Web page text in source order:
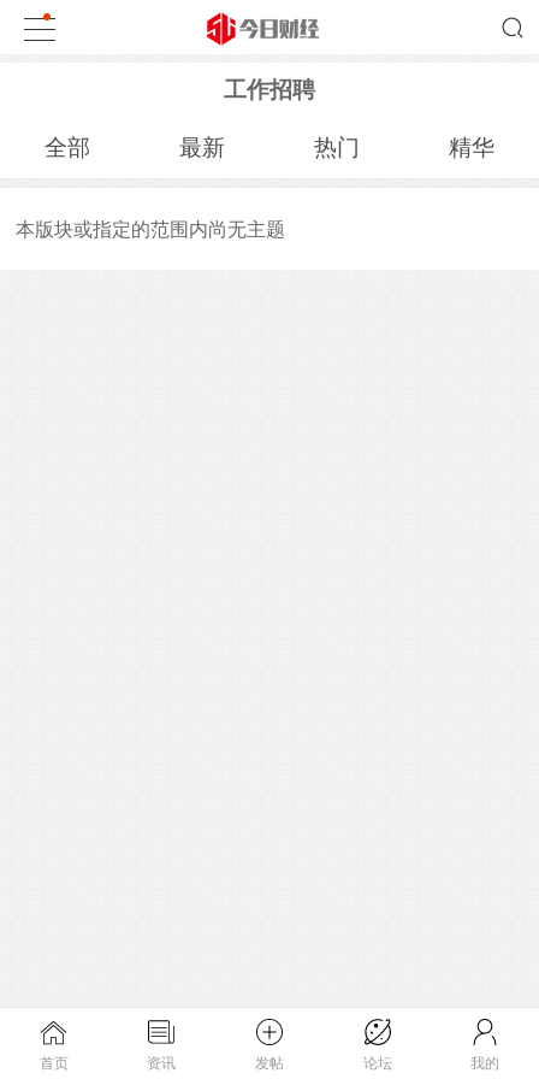
工作招聘
全部 最新 热门 精华
本版块或指定的范围内尚无主题
首页 资讯 发帖 论坛 我的